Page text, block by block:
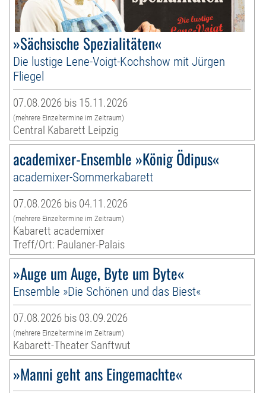
»Sächsische Spezialitäten«
Die lustige Lene-Voigt-Kochshow mit Jürgen
Fliegel
07.08.2026 bis 15.11.2026
(mehrere Einzeltermine im Zeitraum)
Central Kabarett Leipzig
academixer-Ensemble »König Ödipus«
academixer-Sommerkabarett
07.08.2026 bis 04.11.2026
(mehrere Einzeltermine im Zeitraum)
Kabarett academixer
Treff/Ort: Paulaner-Palais
»Auge um Auge, Byte um Byte«
Ensemble »Die Schönen und das Biest«
07.08.2026 bis 03.09.2026
(mehrere Einzeltermine im Zeitraum)
Kabarett-Theater Sanftwut
»Manni geht ans Eingemachte«